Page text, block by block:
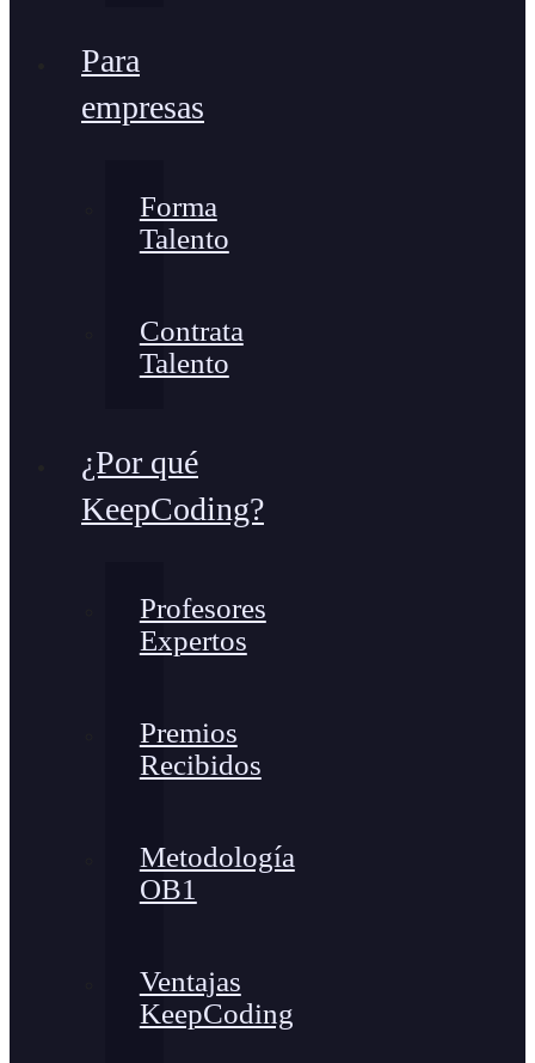
Para
empresas
Forma
Talento
Contrata
Talento
¿Por qué
KeepCoding?
Profesores
Expertos
Premios
Recibidos
Metodología
OB1
Ventajas
KeepCoding